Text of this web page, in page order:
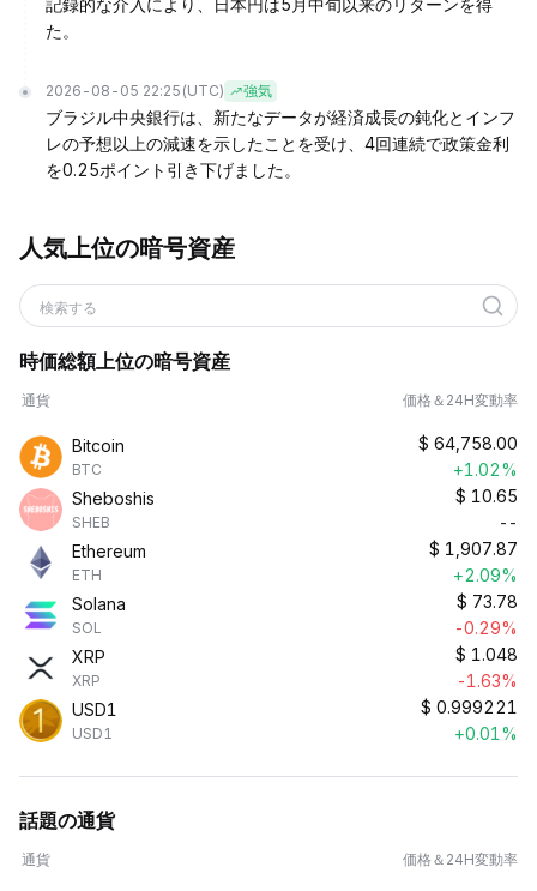
記録的な介入により、日本円は5月中旬以来のリターンを得
た。
2026-08-05 22:25 (UTC) 強気
ブラジル中央銀行は、新たなデータが経済成長の鈍化とインフ
レの予想以上の減速を示したことを受け、4回連続で政策金利
を0.25ポイント引き下げました。
人気上位の暗号資産
検索する
時価総額上位の暗号資産
通貨 価格＆24H変動率
Bitcoin
BTC
$ 64,758.00
+1.02%
Sheboshis
SHEB
$ 10.65
--
Ethereum
ETH
$ 1,907.87
+2.09%
Solana
SOL
$ 73.78
-0.29%
XRP
XRP
$ 1.048
-1.63%
USD1
USD1
$ 0.999221
+0.01%
話題の通貨
通貨 価格＆24H変動率